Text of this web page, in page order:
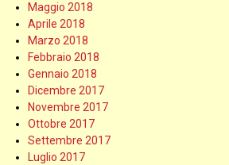
Maggio 2018
Aprile 2018
Marzo 2018
Febbraio 2018
Gennaio 2018
Dicembre 2017
Novembre 2017
Ottobre 2017
Settembre 2017
Luglio 2017